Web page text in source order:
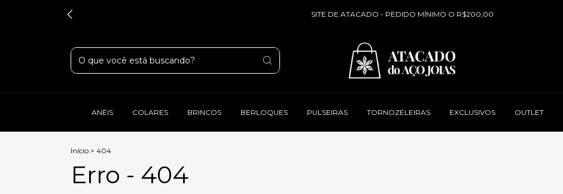
SITE DE ATACADO - PEDIDO MÍNIMO O R$200,00
ANÉIS COLARES BRINCOS BERLOQUES PULSEIRAS TORNOZELEIRAS EXCLUSIVOS OUTLET
Início > 404
Erro - 404